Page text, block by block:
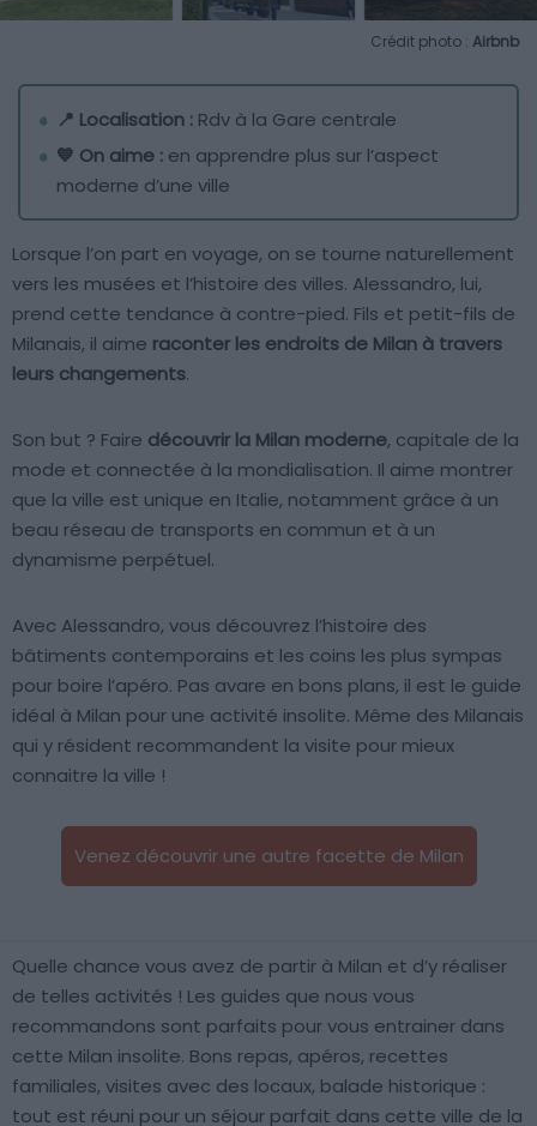
Crédit photo : Airbnb
📍 Localisation : Rdv à la Gare centrale
💙 On aime : en apprendre plus sur l’aspect
moderne d’une ville
Lorsque l’on part en voyage, on se tourne naturellement
vers les musées et l’histoire des villes. Alessandro, lui,
prend cette tendance à contre-pied. Fils et petit-fils de
Milanais, il aime raconter les endroits de Milan à travers
leurs changements.
Son but ? Faire découvrir la Milan moderne, capitale de la
mode et connectée à la mondialisation. Il aime montrer
que la ville est unique en Italie, notamment grâce à un
beau réseau de transports en commun et à un
dynamisme perpétuel.
Avec Alessandro, vous découvrez l’histoire des
bâtiments contemporains et les coins les plus sympas
pour boire l’apéro. Pas avare en bons plans, il est le guide
idéal à Milan pour une activité insolite. Même des Milanais
qui y résident recommandent la visite pour mieux
connaitre la ville !
Venez découvrir une autre facette de Milan
Quelle chance vous avez de partir à Milan et d’y réaliser
de telles activités ! Les guides que nous vous
recommandons sont parfaits pour vous entrainer dans
cette Milan insolite. Bons repas, apéros, recettes
familiales, visites avec des locaux, balade historique :
tout est réuni pour un séjour parfait dans cette ville de la